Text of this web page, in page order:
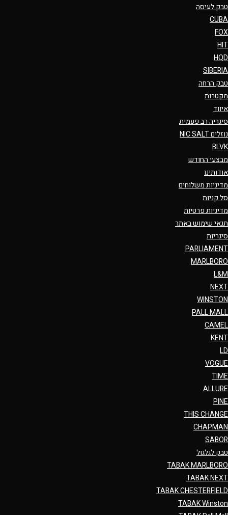
טבק לעיסה
CUBA
FOX
HIT
HQD
SIBERIA
טבק הרחה
מקטרות
איווד
סיגריה רב פעמית
נוזלים NIC SALT
BLVK
מבצעי החודש
אודותינו
מדיניות משלוחים
סל קניות
מדיניות פרטיות
תנאי שימוש באתר
סיגריות
PARLIAMENT
MARLBORO
L&M
NEXT
WINSTON
PALL MALL
CAMEL
KENT
LD
VOGUE
TIME
ALLURE
PINE
THIS CHANGE
CHAPMAN
SABOR
טבק לגלגול
TABAK MARLBORO
TABAK NEXT
TABAK CHESTERFIELD
TABAK Winston